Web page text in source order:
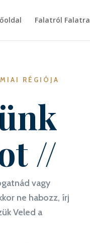
Falatról Falatra
RÉGIÓJA
//
vagy
ne habozz, írj
Veled a